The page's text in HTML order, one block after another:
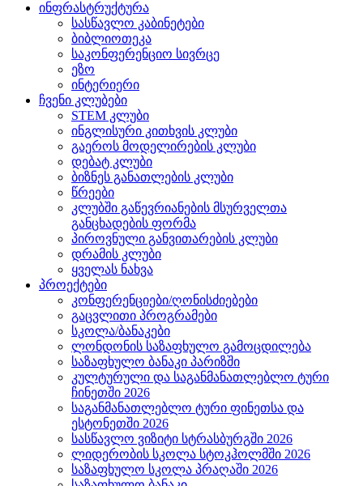
ინფრასტრუქტურა
სასწავლო კაბინეტები
ბიბლიოთეკა
საკონფერენციო სივრცე
ეზო
ინტერიერი
ჩვენი კლუბები
STEM კლუბი
ინგლისური კითხვის კლუბი
გაეროს მოდელირების კლუბი
დებატ კლუბი
ბიზნეს განათლების კლუბი
წრეები
კლუბში გაწევრიანების მსურველთა
განცხადების ფორმა
პიროვნული განვითარების კლუბი
დრამის კლუბი
ყველას ნახვა
პროექტები
კონფერენციები/ღონისძიებები
გაცვლითი პროგრამები
სკოლა/ბანაკები
ლონდონის საზაფხულო გამოცდილება
საზაფხულო ბანაკი პარიზში
კულტურული და საგანმანათლებლო ტური
ჩინეთში 2026
საგანმანათლებლო ტური ფინეთსა და
ესტონეთში 2026
სასწავლო ვიზიტი სტრასბურგში 2026
ლიდერობის სკოლა სტოკჰოლმში 2026
საზაფხულო სკოლა პრაღაში 2026